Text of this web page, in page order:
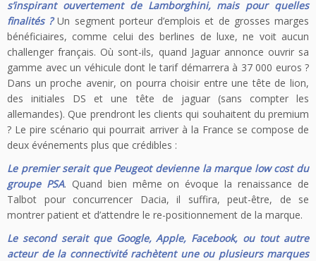
s’inspirant ouvertement de Lamborghini, mais pour quelles
finalités ?Un segment porteur d’emplois et de grosses marges
bénéficiaires, comme celui des berlines de luxe, ne voit aucun
challenger français. Où sont-ils, quand Jaguar annonce ouvrir sa
gamme avec un véhicule dont le tarif démarrera à 37 000 euros ?
Dans un proche avenir, on pourra choisir entre une tête de lion,
des initiales DS et une tête de jaguar (sans compter les
allemandes). Que prendront les clients qui souhaitent du premium
? Le pire scénario qui pourrait arriver à la France se compose de
deux événements plus que crédibles :
Le premier serait que Peugeot devienne la marque low cost du
groupe PSA. Quand bien même on évoque la renaissance de
Talbot pour concurrencer Dacia, il suffira, peut-être, de se
montrer patient et d’attendre le re-positionnement de la marque.
Le second serait que Google, Apple, Facebook, ou tout autre
acteur de la connectivité rachètent une ou plusieurs marques